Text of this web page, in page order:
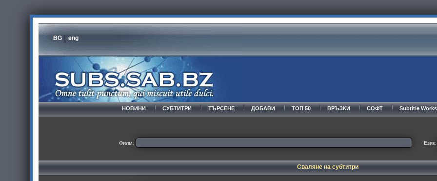
BG eng
НОВИНИ СУБТИТРИ ТЪРСЕНЕ ДОБАВИ ТОП 50 ВРЪЗКИ СОФТ Subtitle
Филм: Език:
Сваляне на субтитри